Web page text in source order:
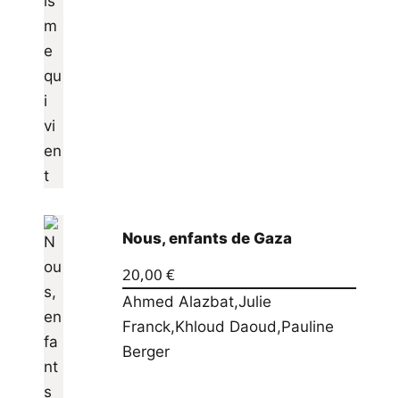
Nous, enfants de Gaza
20,00 €
Ahmed Alazbat,Julie
Franck,Khloud Daoud,Pauline
Berger